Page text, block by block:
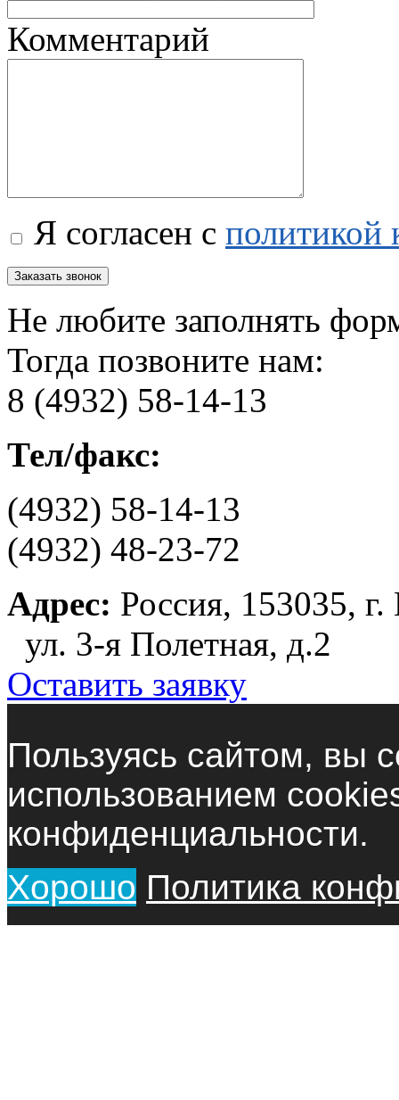
Комментарий
Я согласен с политикой
Не любите заполнять
Тогда позвоните нам:
8 (4932) 58-14-13
Тел/факс:
(4932) 58-14-13
(4932) 48-23-72
Адрес: Россия, 153035,
ул. 3-я Полетная, д.2
Оставить заявку
Пользуясь сайтом, вы
использованием
конфиденциальности.
Хорошо Политика